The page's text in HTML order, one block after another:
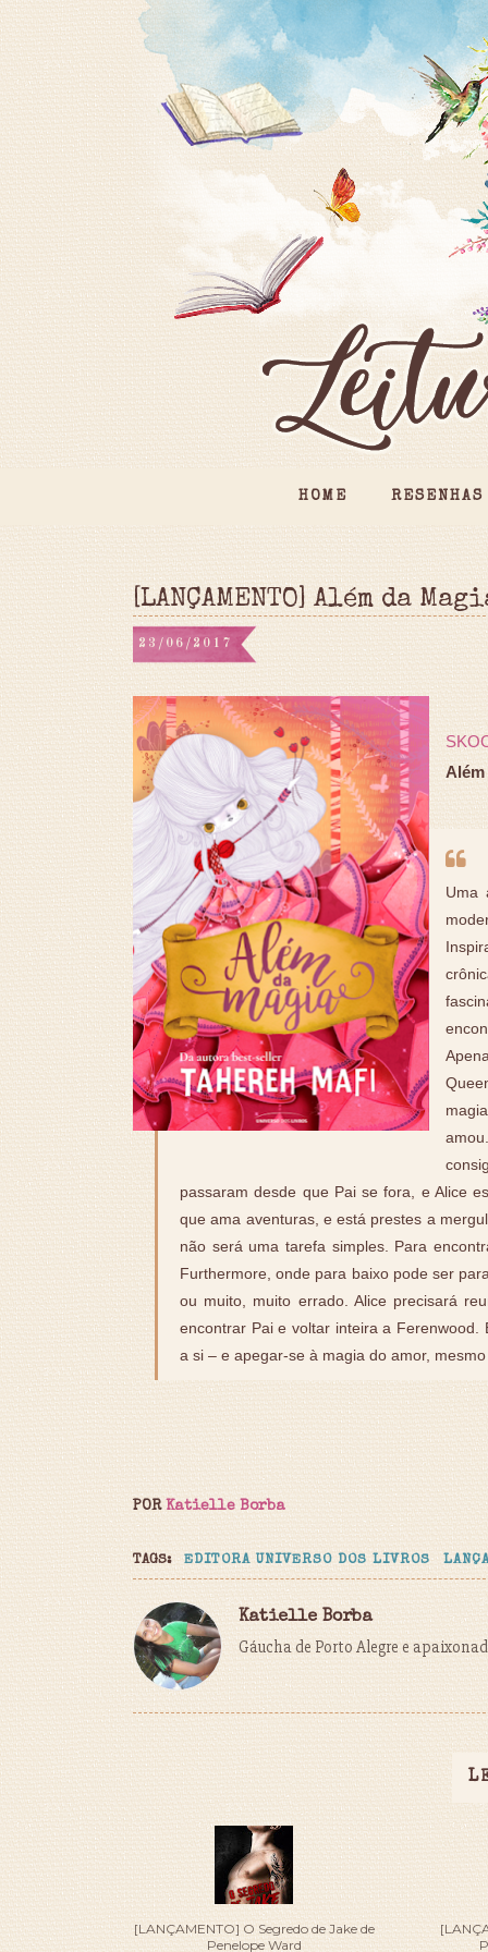
HOME RESENHAS
[LANÇAMENTO] Além da
23/06/2017
Além
Uma
passaram desde que Pai se fora, e Alice
que ama aventuras, e está prestes a
não será uma tarefa simples. Para
Furthermore, onde para baixo pode ser
ou muito, muito errado. Alice precisará
encontrar Pai e voltar inteira a
a si – e apegar-se à magia do amor,
POR Katielle Borba
TAGS: EDITORA UNIVERSO DOS LIVROS
Katielle Borba
Gáucha de Porto Alegre e
[LANÇAMENTO] O Segredo de Jake de
Penelope Ward